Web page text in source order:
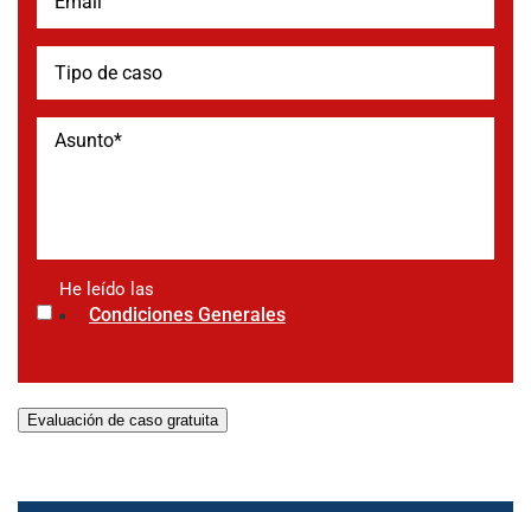
He leído las
Condiciones Generales
Evaluación de caso gratuita